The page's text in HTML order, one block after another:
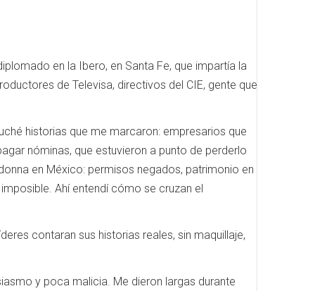
en la Ibero, en Santa Fe, que impartía la
de Televisa, directivos del CIE, gente que
historias que me marcaron: empresarios que
nóminas, que estuvieron a punto de perderlo
en México: permisos negados, patrimonio en
Ahí entendí cómo se cruzan el
contaran sus historias reales, sin maquillaje,
y poca malicia. Me dieron largas durante